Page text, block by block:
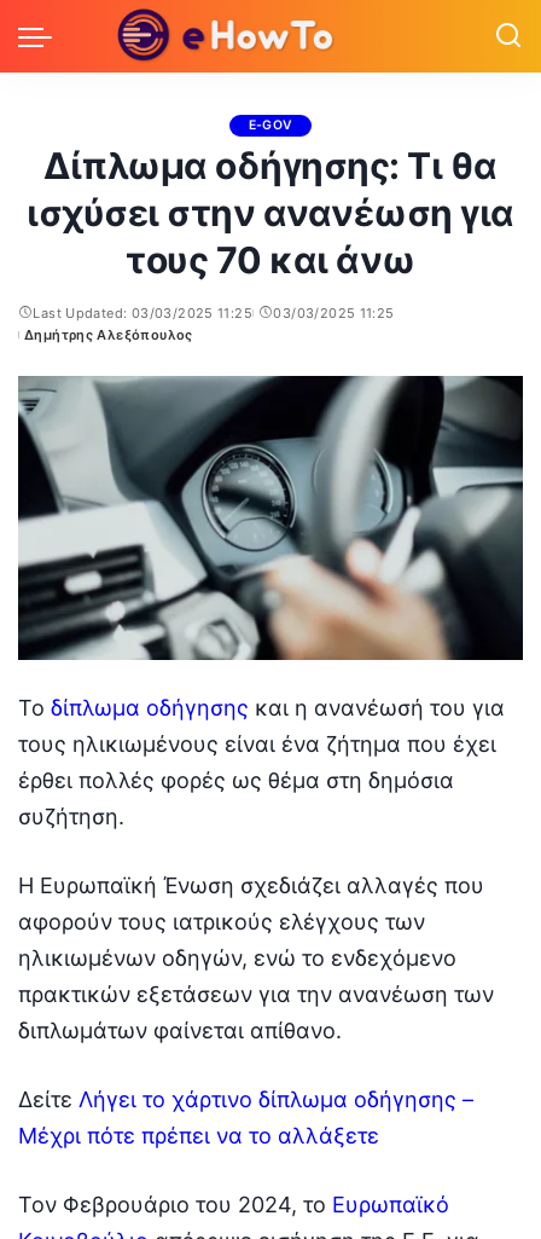
E-GOV
Δίπλωμα οδήγησης: Τι θα
ισχύσει στην ανανέωση για
τους 70 και άνω
Last Updated: 03/03/2025 11:25
03/03/2025 11:25
Posted
Δημήτρης Αλεξόπουλος
Το δίπλωμα οδήγησης και η ανανέωσή του για
τους ηλικιωμένους είναι ένα ζήτημα που έχει
έρθει πολλές φορές ως θέμα στη δημόσια
συζήτηση.
Η Ευρωπαϊκή Ένωση σχεδιάζει αλλαγές που
αφορούν τους ιατρικούς ελέγχους των
ηλικιωμένων οδηγών, ενώ το ενδεχόμενο
πρακτικών εξετάσεων για την ανανέωση των
διπλωμάτων φαίνεται απίθανο.
Δείτε Λήγει το χάρτινο δίπλωμα οδήγησης –
Μέχρι πότε πρέπει να το αλλάξετε
Τον Φεβρουάριο του 2024, το Ευρωπαϊκό